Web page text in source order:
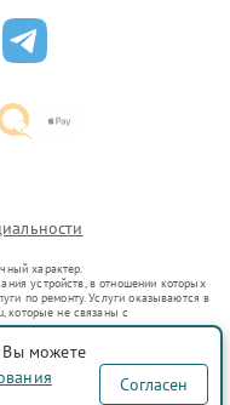
характер.
устройств, в отношении которых
по ремонту. Услуги оказываются в
которые не связаны с
представителями.
оборот в соответствии
услуг или введения
о предоставляемых услугах по
Вы можете
Согласен